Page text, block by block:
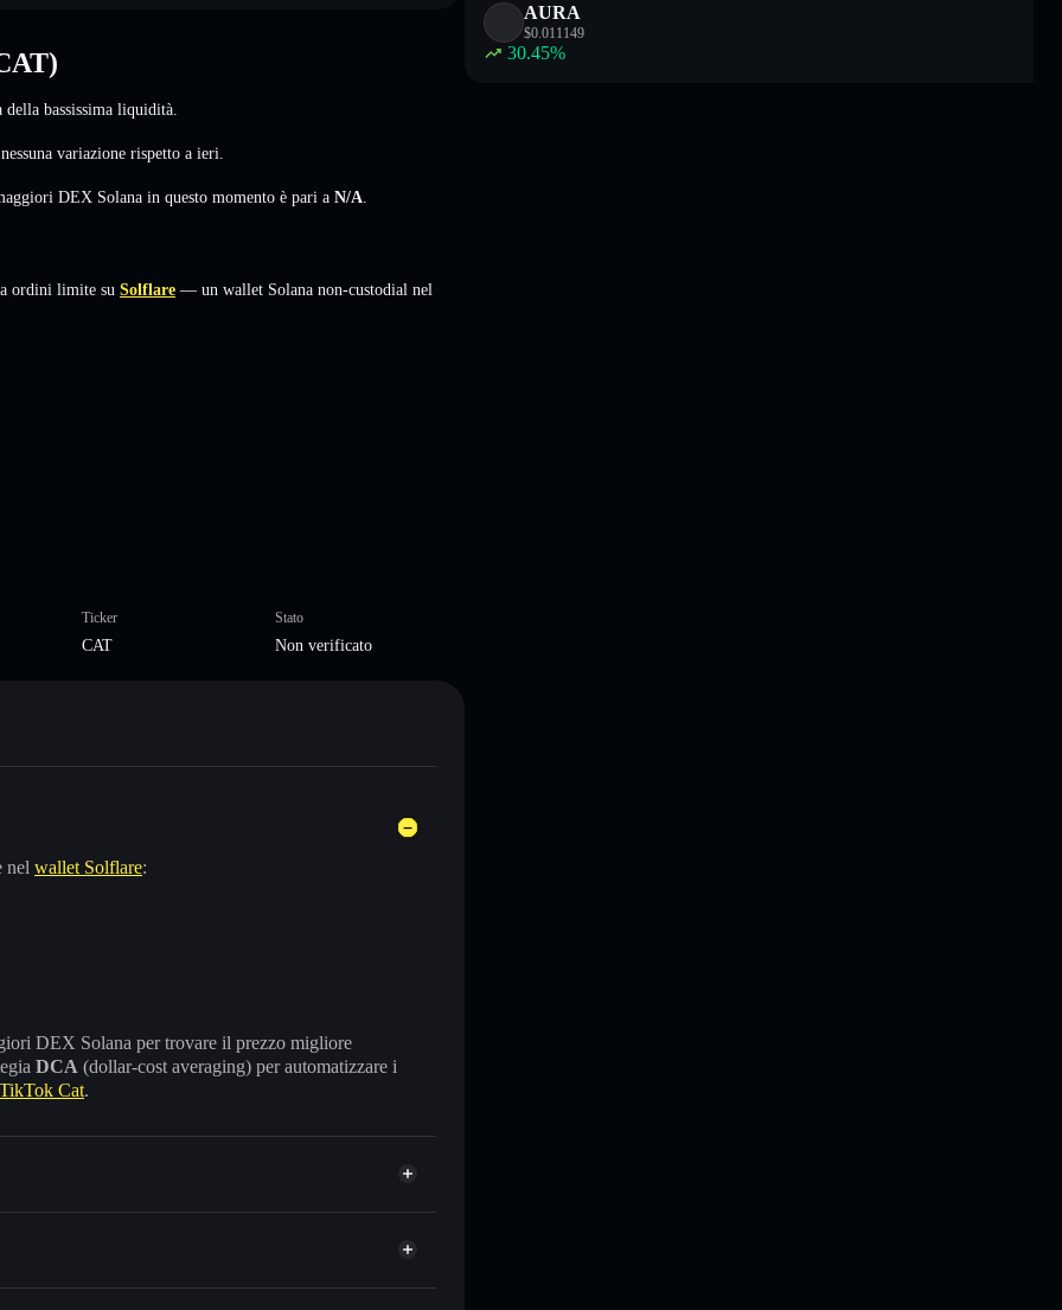
bassissima liquidità.
nessuna variazione rispetto a ieri.
DEX Solana in questo momento è pari a N/A
ordini limite su Solflare — un wallet Solana non-custodial nel
Ticker
CAT
Stato
Non verificato
nel wallet Solflare:
DEX Solana per trovare il prezzo migliore
DCA (dollar-cost averaging) per automatizzare i
Cat.
AURA
$0.011149
30.45%